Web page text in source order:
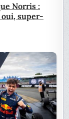
Norris :
super-